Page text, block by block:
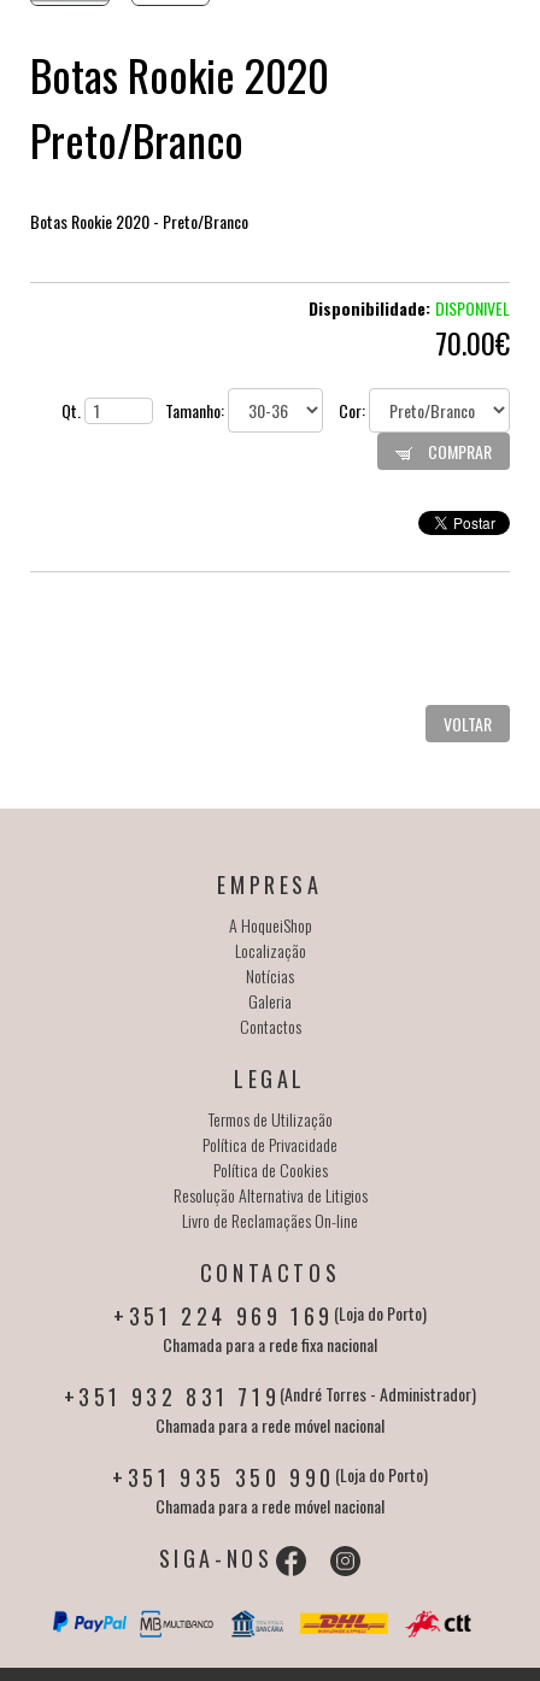
Botas Rookie 2020
Preto/Branco
Botas Rookie 2020 - Preto/Branco
Disponibilidade: DISPONIVEL
70.00€
Qt. Tamanho:
Cor:
COMPRAR
VOLTAR
EMPRESA
A HoqueiShop
Localização
Notícias
Galeria
Contactos
LEGAL
Termos de Utilização
Política de Privacidade
Política de Cookies
Resolução Alternativa de Litigios
Livro de Reclamaçães On-line
CONTACTOS
+351 224 969 169 (Loja do Porto)
Chamada para a rede fixa nacional
+351 932 831 719 (André Torres - Administrador)
Chamada para a rede móvel nacional
+351 935 350 990 (Loja do Porto)
Chamada para a rede móvel nacional
SIGA-NOS